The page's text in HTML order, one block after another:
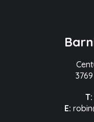
T:
E: